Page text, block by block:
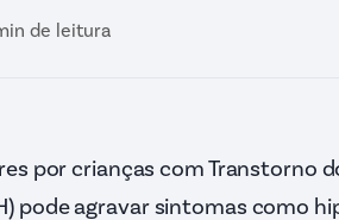
de leitura
por crianças com Transtorno
pode agravar sintomas como